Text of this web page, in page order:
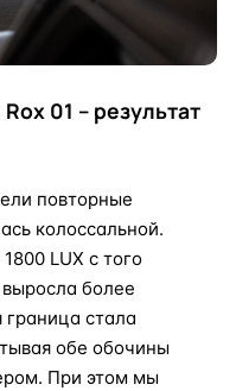
01 – результат
повторные
колоссальной.
LUX с того
более
граница стала
обе обочины
При этом мы